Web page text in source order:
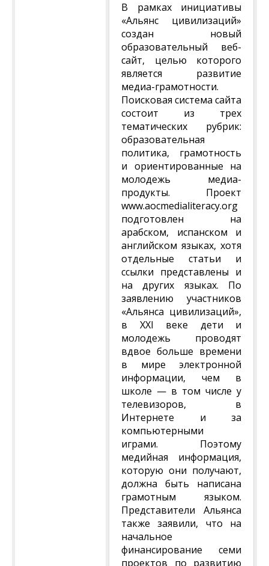
В рамках инициативы
«Альянс цивилизаций»
создан новый
образовательный веб-
сайт, целью которого
является развитие
медиа-грамотности.
Поисковая система сайта
состоит из трех
тематических рубрик:
образовательная
политика, грамотность
и ориентированные на
молодежь медиа-
продукты. Проект
www.aocmedialiteracy.org
подготовлен на
арабском, испанском и
английском языках, хотя
отдельные статьи и
ссылки представлены и
на других языках. По
заявлению участников
«Альянса цивилизаций»,
в ХХI веке дети и
молодежь проводят
вдвое больше времени
в мире электронной
информации, чем в
школе — в том числе у
телевизоров, в
Интернете и за
компьютерными
играми. Поэтому
медийная информация,
которую они получают,
должна быть написана
грамотным языком.
Представители Альянса
также заявили, что на
начальное
финансирование семи
проектов по развитию